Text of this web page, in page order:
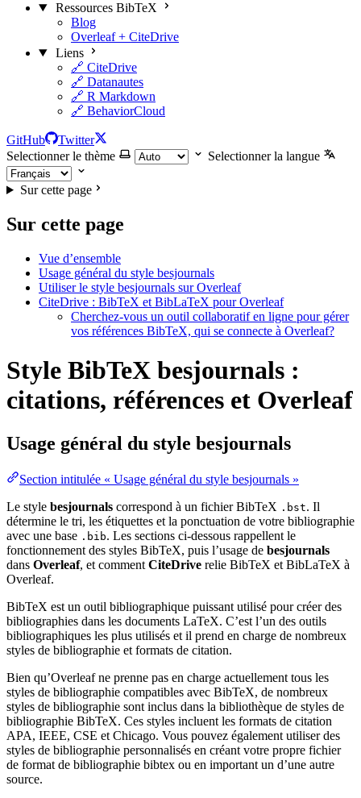
Ressources BibTeX
Blog
Overleaf + CiteDrive
Liens
🔗 CiteDrive
🔗 Datanautes
🔗 R Markdown
🔗 BehaviorCloud
GitHub
Twitter
Selectionner le thème
Selectionner la langue
Sur cette page
Sur cette page
Vue d’ensemble
Usage général du style besjournals
Utiliser le style besjournals sur Overleaf
CiteDrive : BibTeX et BibLaTeX pour Overleaf
Cherchez-vous un outil collaboratif en ligne pour gérer
vos références BibTeX, qui se connecte à Overleaf?
Style BibTeX besjournals :
citations, références et Overleaf
Usage général du style besjournals
Section intitulée « Usage général du style besjournals »
Le style besjournals correspond à un fichier BibTeX .bst. Il
détermine le tri, les étiquettes et la ponctuation de votre bibliographie
avec une base .bib. Les sections ci-dessous rappellent le
fonctionnement des styles BibTeX, puis l’usage de besjournals
dans Overleaf, et comment CiteDrive relie BibTeX et BibLaTeX à
Overleaf.
BibTeX est un outil bibliographique puissant utilisé pour créer des
bibliographies dans les documents LaTeX. C’est l’un des outils
bibliographiques les plus utilisés et il prend en charge de nombreux
styles de bibliographie et formats de citation.
Bien qu’Overleaf ne prenne pas en charge actuellement tous les
styles de bibliographie compatibles avec BibTeX, de nombreux
styles de bibliographie sont inclus dans la bibliothèque de styles de
bibliographie BibTeX. Ces styles incluent les formats de citation
APA, IEEE, CSE et Chicago. Vous pouvez également utiliser des
styles de bibliographie personnalisés en créant votre propre fichier
de format de bibliographie bibtex ou en important un d’une autre
source.